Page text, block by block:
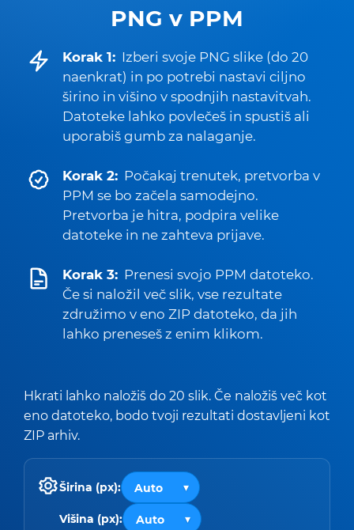
PNG v PPM
Korak 1: Izberi svoje PNG slike (do 20
naenkrat) in po potrebi nastavi ciljno
širino in višino v spodnjih nastavitvah.
Datoteke lahko povlečeš in spustiš ali
uporabiš gumb za nalaganje.
Korak 2: Počakaj trenutek, pretvorba v
PPM se bo začela samodejno.
Pretvorba je hitra, podpira velike
datoteke in ne zahteva prijave.
Korak 3: Prenesi svojo PPM datoteko.
Če si naložil več slik, vse rezultate
združimo v eno ZIP datoteko, da jih
lahko preneseš z enim klikom.
Hkrati lahko naložiš do 20 slik. Če naložiš več kot
eno datoteko, bodo tvoji rezultati dostavljeni kot
ZIP arhiv.
Širina (px):
Višina (px):